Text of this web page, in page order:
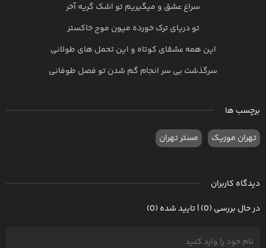
سراغ عشق و میگیریم تو اشک گریه آخر
تو دریای ترک خورده میون موج خاکستر
این همه عشقای کوتاه و این تحمل های طولانی
سرگذشت بی سر انجام گم شدن تو فصل طوفانی
برچسب ها
تهران موزیک مستر تهران
دیدگاه کاربران
در حال بررسی (0) | تایید شده (0)